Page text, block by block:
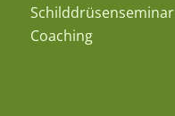
Schilddrüsenseminar
Coaching